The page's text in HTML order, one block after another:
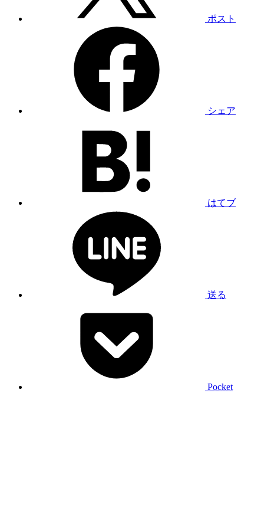
ポスト
シェア
はてブ
送る
Pocket